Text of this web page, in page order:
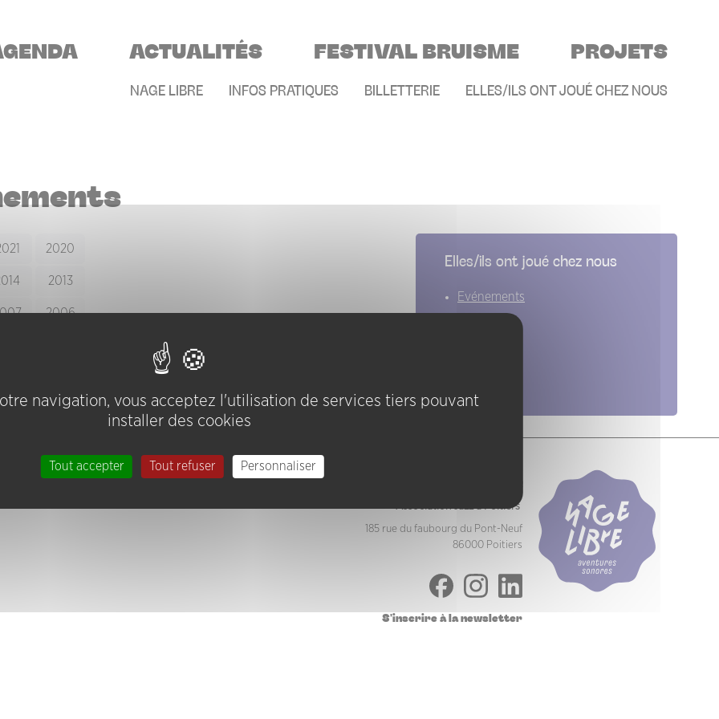
PRINCIPALE
ACTUALITÉS FESTIVAL BRUISME PROJETS
MENU SECONDAIRE
NAGE LIBRE INFOS PRATIQUES BILLETTERIE ELLES/ILS ONT JOUÉ CHEZ NOUS
2020
2013
2006
Elles/ils ont joué chez nous
Evénements
Association Jazz à Poitiers
185 rue du faubourg du Pont-Neuf
86000 Poitiers
S'inscrire à la newsletter
navigation, vous acceptez l'utilisation de services tiers pouvant
installer des cookies
Tout accepter Tout refuser Personnaliser